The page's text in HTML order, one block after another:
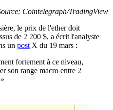
Cointelegraph/TradingView
le prix de l'ether doit
de 2 200 $, a écrit l'analyste
un post X du 19 mars :
fortement à ce niveau,
son range macro entre 2